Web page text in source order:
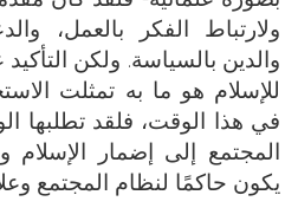
ولارتباط الفكر بالعمل،
والدين بالسياسة. ولكن
للإسلام هو ما به تمثلت
في هذا الوقت، فلقد تطلبها
المجتمع إلى إضمار
يكون حاكمًا لنظام المجتمع